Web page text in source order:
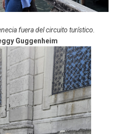
fuera del circuito turístico.
Guggenheim